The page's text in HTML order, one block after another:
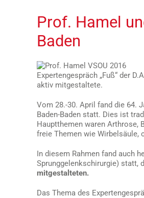
Prof. Hamel
Baden
Expertengespräch „Fuß“ der
aktiv mitgestaltete.
Vom 28.-30. April fand die 64.
Baden-Baden statt. Dies ist
Hauptthemen waren Arthrose,
freie Themen wie Wirbelsäule,
In diesem Rahmen fand auch
Sprunggelenkschirurgie) statt,
mitgestalteten.
Das Thema des